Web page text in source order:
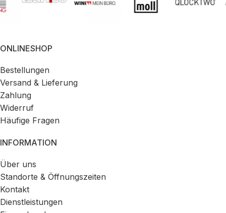
ONLINESHOP
Bestellungen
Versand & Lieferung
Zahlung
Widerruf
Häufige Fragen
INFORMATION
Über uns
Standorte & Öffnungszeiten
Kontakt
Dienstleistungen